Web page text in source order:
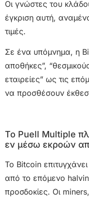
Οι γνώστες του
έγκριση αυτή,
τιμές.
Σε ένα υπόμνημα, η
αποθήκες”,
εταιρείες” ως τις
να προσθέσουν
Το Puell Multiple
εν μέσω εκροών
Το Bitcoin
από το επόμενο
προσδοκίες. Οι